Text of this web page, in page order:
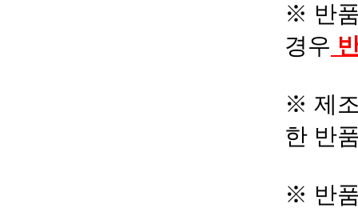
※ 반
경우
※ 제
한 반
※ 반